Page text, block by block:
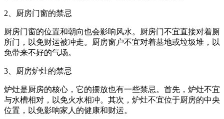
2、厨房门窗的禁忌
厨房门窗的位置和朝向也会影响风水。厨房门不宜直接对着厕
所门，以免财运被冲走。厨房窗户不宜对着墓地或垃圾堆，以
免带来不好的气场。
3、厨房炉灶的禁忌
炉灶是厨房的核心，它的摆放也有一些禁忌。首先，炉灶不宜
与水槽相对，以免火水相冲。其次，炉灶不宜位于厨房的中央
位置，以免影响家人的健康和财运。